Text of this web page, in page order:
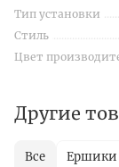
Тип установки
Стиль
Цвет
Другие
Все Ершики